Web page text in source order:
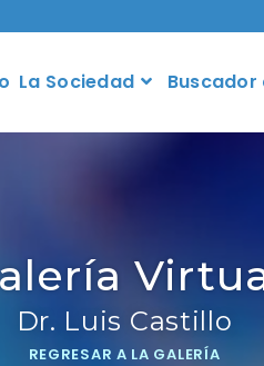
La Sociedad Buscador
Dr. Luis Castillo
REGRESAR A LA GALERÍA